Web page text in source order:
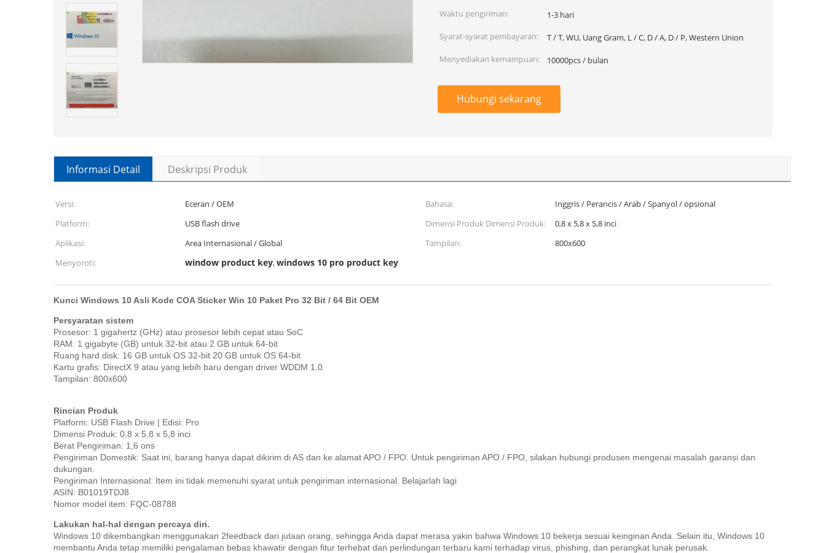
Waktu pengiriman:
1-3 hari
Syarat-syarat pembayaran:
T / T, WU, Uang Gram, L / C, D / A, D / P, Western Union
Menyediakan kemampuan:
10000pcs / bulan
Hubungi sekarang
Informasi Detail Deskripsi Produk
Versi: Eceran / OEM Bahasa:
Inggris / Perancis / Arab / Spanyol / opsional
Platform:
USB flash drive Dimensi Produk Dimensi Produk:
0,8 x 5,8 x 5,8 inci
Aplikasi:
Area Internasional / Global Tampilan:
800x600
Menyoroti:
window product key,windows 10 pro product key
Kunci Windows 10 Asli Kode COA Sticker Win 10 Paket Pro 32 Bit / 64 Bit OEM
Persyaratan sistem
Prosesor: 1 gigahertz (GHz) atau prosesor lebih cepat atau SoC
RAM: 1 gigabyte (GB) untuk 32-bit atau 2 GB untuk 64-bit
Ruang hard disk: 16 GB untuk OS 32-bit 20 GB untuk OS 64-bit
Kartu grafis: DirectX 9 atau yang lebih baru dengan driver WDDM 1.0
Tampilan: 800x600
Rincian Produk
Platform: USB Flash Drive | Edisi: Pro
Dimensi Produk: 0,8 x 5,8 x 5,8 inci
Berat Pengiriman: 1,6 ons
Pengiriman Domestik: Saat ini, barang hanya dapat dikirim di AS dan ke alamat APO / FPO. Untuk pengiriman APO / FPO, silakan hubungi produsen mengenai masalah garansi dan
dukungan.
Pengiriman Internasional: Item ini tidak memenuhi syarat untuk pengiriman internasional. Belajarlah lagi
ASIN: B01019TDJ8
Nomor model item: FQC-08788
Lakukan hal-hal dengan percaya diri.
Windows 10 dikembangkan menggunakan 2feedback dari jutaan orang, sehingga Anda dapat merasa yakin bahwa Windows 10 bekerja sesuai keinginan Anda.
Selain itu, Windows 10
membantu Anda tetap memiliki pengalaman bebas khawatir dengan fitur terhebat dan perlindungan terbaru kami terhadap virus, phishing, dan perangkat lunak perusak.